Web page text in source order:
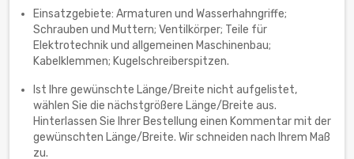
Einsatzgebiete: Armaturen und Wasserhahngriffe;
Schrauben und Muttern; Ventilkörper; Teile für
Elektrotechnik und allgemeinen Maschinenbau;
Kabelklemmen; Kugelschreiberspitzen.
Ist Ihre gewünschte Länge/Breite nicht aufgelistet,
wählen Sie die nächstgrößere Länge/Breite aus.
Hinterlassen Sie Ihrer Bestellung einen Kommentar mit der
gewünschten Länge/Breite. Wir schneiden nach Ihrem Maß
zu.